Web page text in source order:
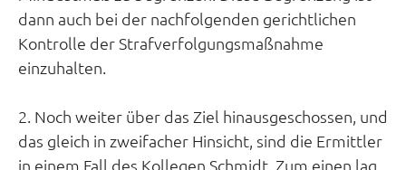
dann auch bei der nachfolgenden gerichtlichen
Kontrolle der Strafverfolgungsmaßnahme
einzuhalten.
2. Noch weiter über das Ziel hinausgeschossen, und
das gleich in zweifacher Hinsicht, sind die Ermittler
in einem Fall des Kollegen Schmidt. Zum einen lag